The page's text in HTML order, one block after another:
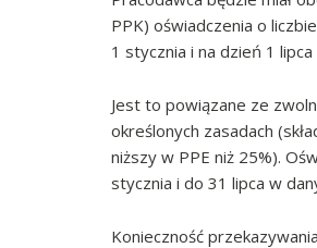
PPK) oświadczenia o
1 stycznia i na dzień 1
Jest to powiązane ze
określonych zasadach
niższy w PPE niż 25%).
stycznia i do 31 lipca w
Konieczność